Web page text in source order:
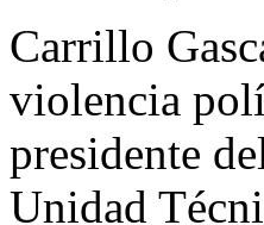
Carrillo
violencia
presidente
Unidad